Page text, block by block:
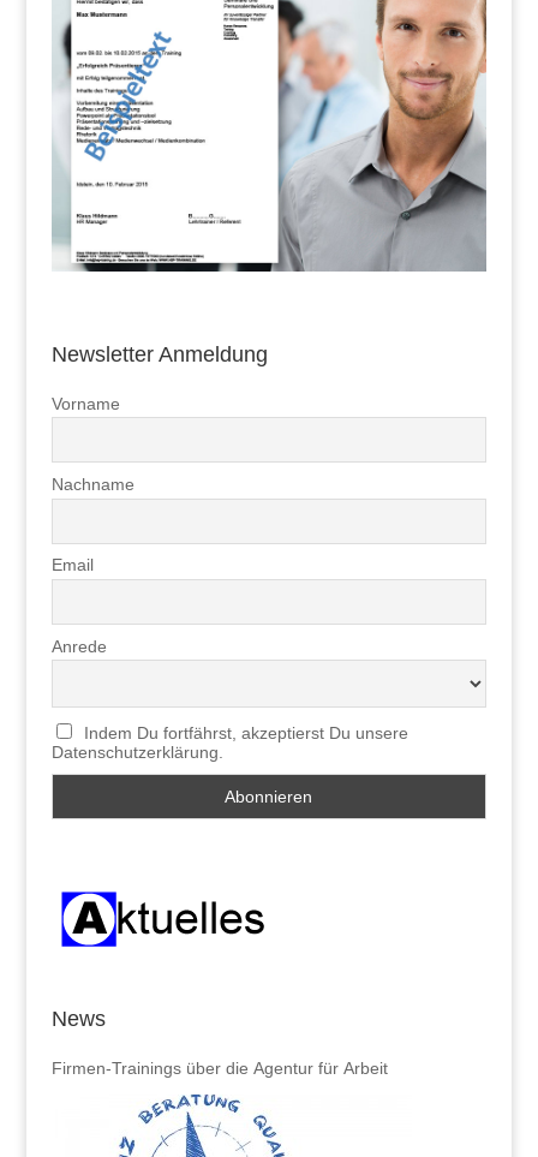
Newsletter Anmeldung
Vorname
Nachname
Email
Anrede
Indem Du fortfährst, akzeptierst Du unsere
Datenschutzerklärung.
News
Firmen-Trainings über die Agentur für Arbeit